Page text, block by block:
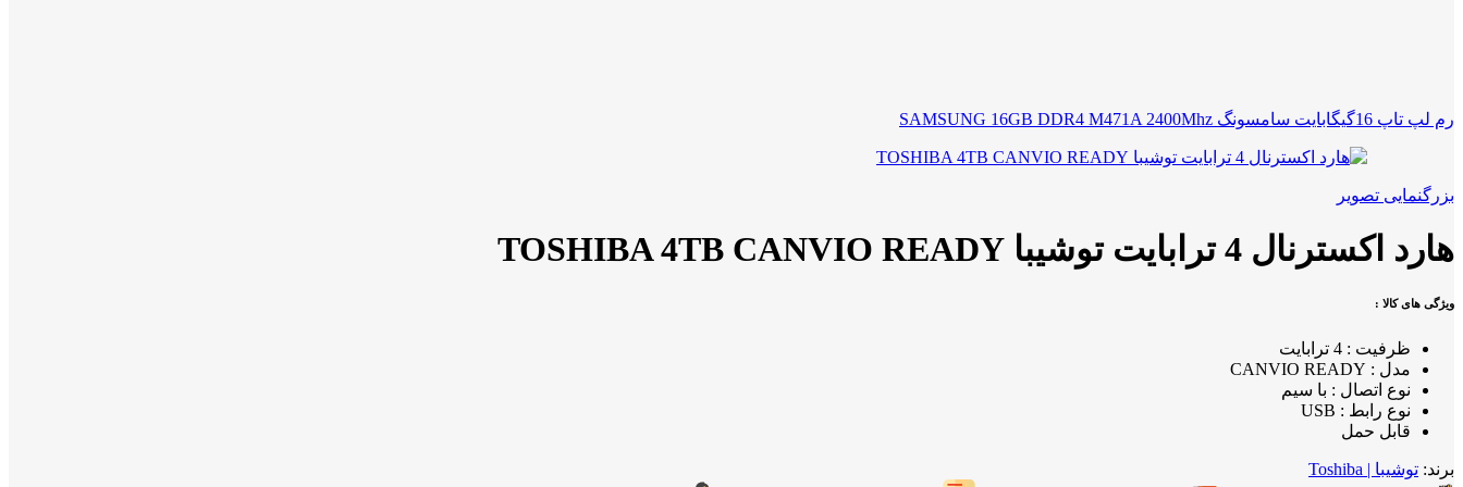
رم لپ تاپ 16گیگابایت سامسونگ SAMSUNG 16GB DDR4 M471A 2400Mhz
بزرگنمایی تصویر
هارد اکسترنال 4 ترابایت توشیبا TOSHIBA 4TB CANVIO READY
ویژگی های کالا :
ظرفیت : 4 ترابایت
مدل : CANVIO READY
نوع اتصال : با سیم
نوع رابط : USB
قابل حمل
برند: توشیبا | Toshiba